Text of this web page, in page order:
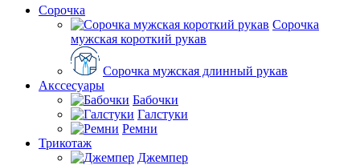
Сорочка
Сорочка
мужская короткий рукав
Сорочка мужская длинный рукав
Акссесуары
Бабочки
Галстуки
Ремни
Трикотаж
Джемпер